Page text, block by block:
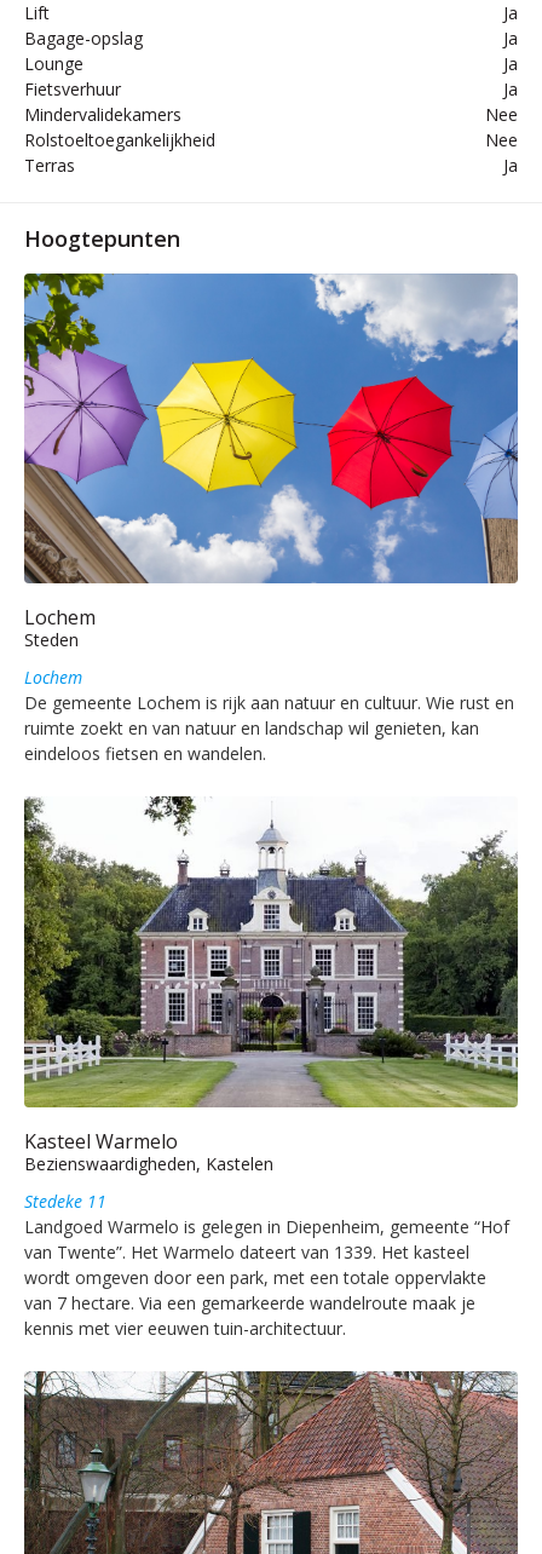
Lift
Ja
Bagage-opslag
Ja
Lounge
Ja
Fietsverhuur
Ja
Mindervalidekamers
Nee
Rolstoeltoegankelijkheid
Nee
Terras
Ja
Hoogtepunten
Lochem
Steden
Lochem
De gemeente Lochem is rijk aan natuur en cultuur. Wie rust en
ruimte zoekt en van natuur en landschap wil genieten, kan
eindeloos fietsen en wandelen.
Kasteel Warmelo
Bezienswaardigheden, Kastelen
Stedeke 11
Landgoed Warmelo is gelegen in Diepenheim, gemeente “Hof
van Twente”. Het Warmelo dateert van 1339. Het kasteel
wordt omgeven door een park, met een totale oppervlakte
van 7 hectare. Via een gemarkeerde wandelroute maak je
kennis met vier eeuwen tuin-architectuur.